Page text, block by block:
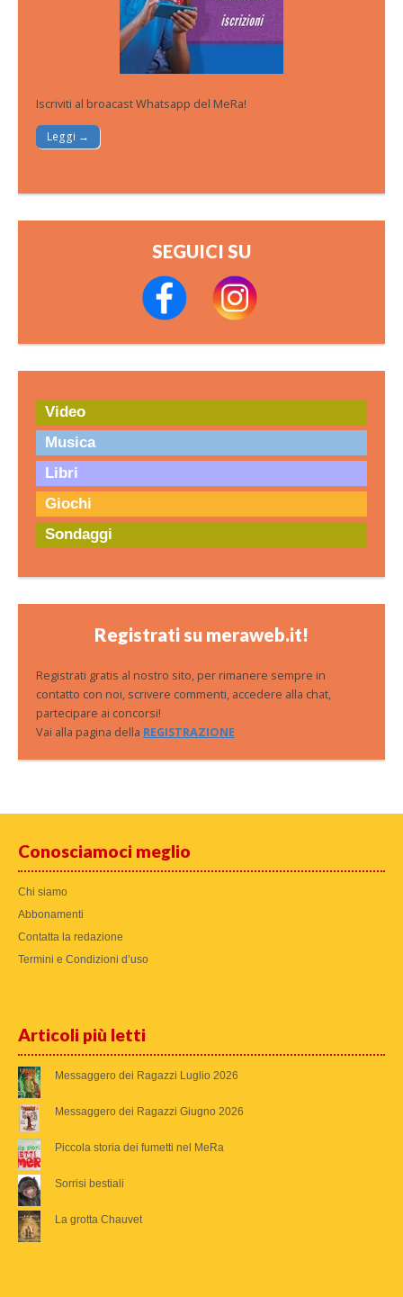
Iscriviti al broacast Whatsapp del MeRa!
Leggi →
SEGUICI SU
Video
Musica
Libri
Giochi
Sondaggi
Registrati su meraweb.it!
Registrati gratis al nostro sito, per rimanere sempre in
contatto con noi, scrivere commenti, accedere alla chat,
partecipare ai concorsi!
Vai alla pagina della REGISTRAZIONE
Conosciamoci meglio
Chi siamo
Abbonamenti
Contatta la redazione
Termini e Condizioni d’uso
Articoli più letti
Messaggero dei Ragazzi Luglio 2026
Messaggero dei Ragazzi Giugno 2026
Piccola storia dei fumetti nel MeRa
Sorrisi bestiali
La grotta Chauvet